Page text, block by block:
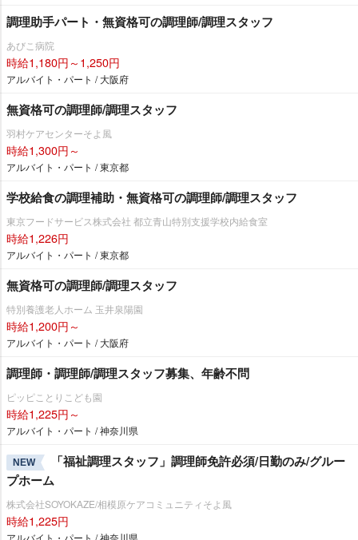
調理助手パート・無資格可の調理師/調理スタッフ
あびこ病院
時給1,180円～1,250円
アルバイト・パート / 大阪府
無資格可の調理師/調理スタッフ
羽村ケアセンターそよ風
時給1,300円～
アルバイト・パート / 東京都
学校給食の調理補助・無資格可の調理師/調理スタッフ
東京フードサービス株式会社 都立青山特別支援学校内給食室
時給1,226円
アルバイト・パート / 東京都
無資格可の調理師/調理スタッフ
特別養護老人ホーム 玉井泉陽園
時給1,200円～
アルバイト・パート / 大阪府
調理師・調理師/調理スタッフ募集、年齢不問
ピッピことりこども園
時給1,225円～
アルバイト・パート / 神奈川県
NEW
「福祉調理スタッフ」調理師免許必須/日勤のみ/グルー
プホーム
株式会社SOYOKAZE/相模原ケアコミュニティそよ風
時給1,225円
アルバイト・パート / 神奈川県